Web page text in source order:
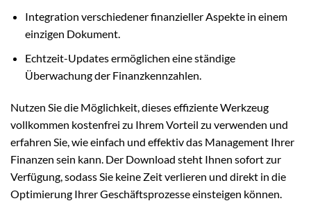
Integration verschiedener finanzieller Aspekte in einem
einzigen Dokument.
Echtzeit-Updates ermöglichen eine ständige
Überwachung der Finanzkennzahlen.
Nutzen Sie die Möglichkeit, dieses effiziente Werkzeug
vollkommen kostenfrei zu Ihrem Vorteil zu verwenden und
erfahren Sie, wie einfach und effektiv das Management Ihrer
Finanzen sein kann. Der Download steht Ihnen sofort zur
Verfügung, sodass Sie keine Zeit verlieren und direkt in die
Optimierung Ihrer Geschäftsprozesse einsteigen können.